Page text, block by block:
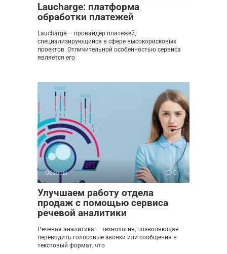
Laucharge: платформа
обработки платежей
Laucharge — провайдер платежей,
специализирующийся в сфере высокорисковых
проектов. Отличительной особенностью сервиса
является его
Обзоры 0
Улучшаем работу отдела
продаж с помощью сервиса
речевой аналитики
Речевая аналитика — технология, позволяющая
переводить голосовые звонки или сообщения в
текстовый формат, что